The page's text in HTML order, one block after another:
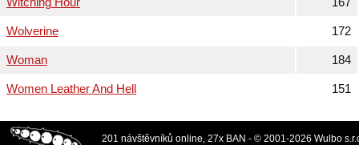
Wolverine 172
Woman 184
Women Leather And Hell 151
201 návštěvníků online, 27x BAN - © 2001-2026 Wulbo